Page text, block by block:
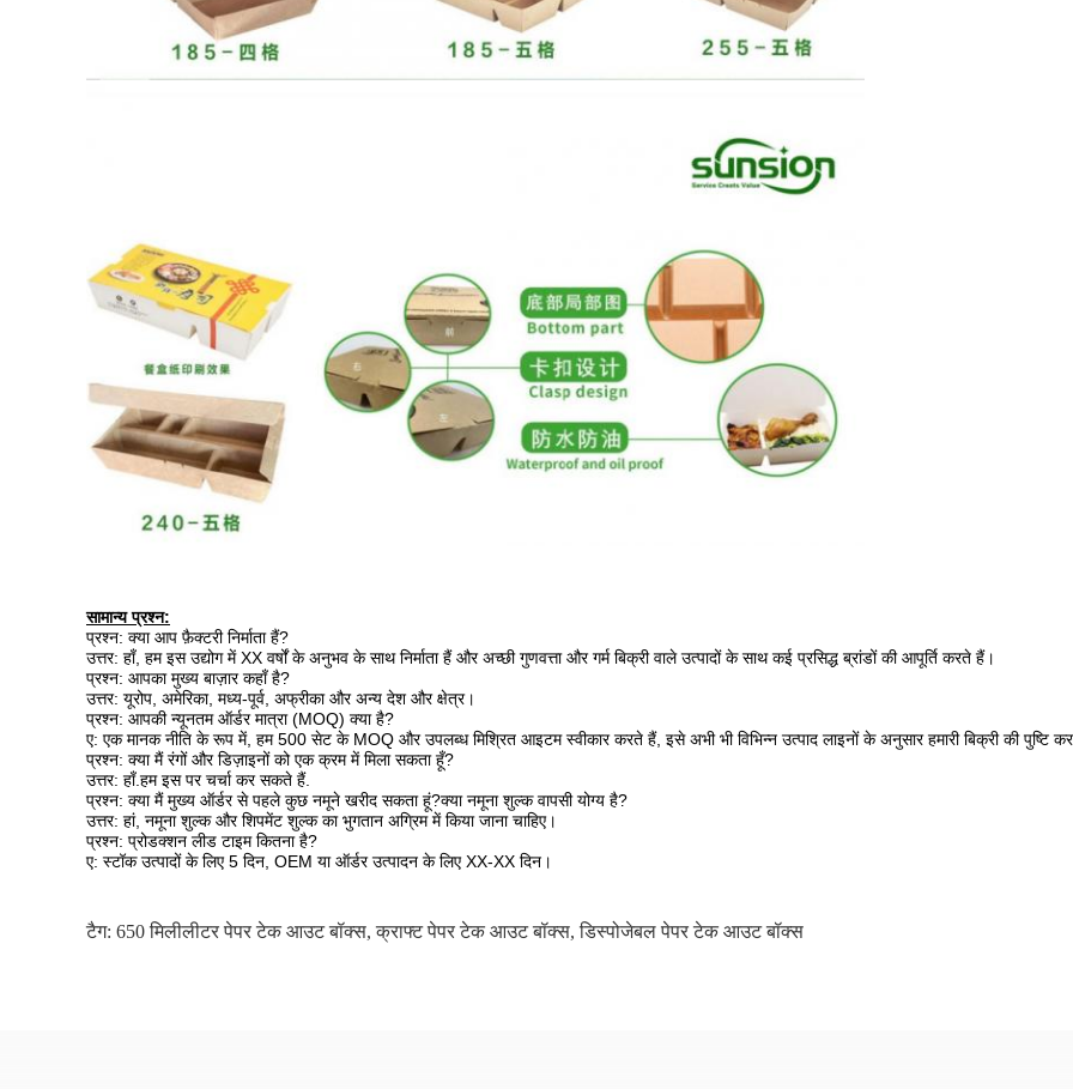
सामान्य प्रश्न:
प्रश्न: क्या आप फ़ैक्टरी निर्माता हैं?
उत्तर: हाँ, हम इस उद्योग में XX वर्षों के अनुभव के साथ निर्माता हैं और अच्छी गुणवत्ता और गर्म बिक्री वाले उत्पादों के साथ कई प्रसिद्ध ब्रांडों की आपूर्ति करते हैं।
प्रश्न: आपका मुख्य बाज़ार कहाँ है?
उत्तर: यूरोप, अमेरिका, मध्य-पूर्व, अफ्रीका और अन्य देश और क्षेत्र।
प्रश्न: आपकी न्यूनतम ऑर्डर मात्रा (MOQ) क्या है?
ए: एक मानक नीति के रूप में, हम 500 सेट के MOQ और उपलब्ध मिश्रित आइटम स्वीकार करते हैं, इसे अभी भी विभिन्न उत्पाद लाइनों के अनुसार हमारी बिक्री की पुष्टि
प्रश्न: क्या मैं रंगों और डिज़ाइनों को एक क्रम में मिला सकता हूँ?
उत्तर: हाँ.हम इस पर चर्चा कर सकते हैं.
प्रश्न: क्या मैं मुख्य ऑर्डर से पहले कुछ नमूने खरीद सकता हूं?क्या नमूना शुल्क वापसी योग्य है?
उत्तर: हां, नमूना शुल्क और शिपमेंट शुल्क का भुगतान अग्रिम में किया जाना चाहिए।
प्रश्न: प्रोडक्शन लीड टाइम कितना है?
ए: स्टॉक उत्पादों के लिए 5 दिन, OEM या ऑर्डर उत्पादन के लिए XX-XX दिन।
टैग: 650 मिलीलीटर पेपर टेक आउट बॉक्स, क्राफ्ट पेपर टेक आउट बॉक्स, डिस्पोजेबल पेपर टेक आउट बॉक्स